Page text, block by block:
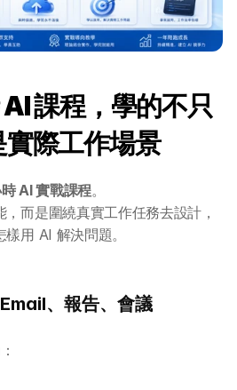
課程，學的不只
際工作場景
AI 實戰課程。
而是圍繞真實工作任務去設計，
用 AI 解決問題。
、報告、會議